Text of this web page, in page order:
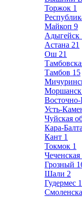
Торжок 1
Майкоп 9
Адыгейск
Астана 21
Ош 21
Тамбов 15
Моршанск
Восточно-
Усть-
Чуйская
Кара-Балта
Кант 1
Токмок 1
Грозный
Шали 2
Гудермес 1